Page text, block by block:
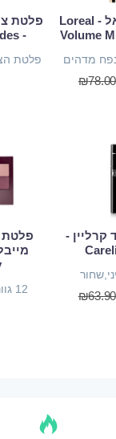
מסקרה לוריאל - Loreal
Volume
נפח מדהים
₪78.00
פלטת
- Maybelline Nudes
פלטת
קרליין -
₪63.90
פלטת
12 גווני אדמה ובורגונדי